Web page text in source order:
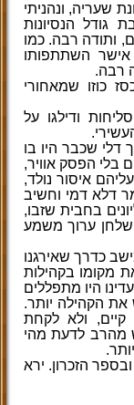
ונהניתי
גודל הנסיונות
ותודה רבה. כמו
אישר השתתפותו
רבה.
כוזו שמאחורי
ודילגו על
דלי שכבר היו בו
בלי הפסק אוויר,
איסור נולד,
דלא דמי וחשיב
בחבית שזבו,
ערוך משמע
כדרך שאירגנו
מקומו בקהילות
היו מתפללים
הקהילה יותר.
קיים, ולא לקחת
מהרב לדעת מהי
הזכרון. ירא